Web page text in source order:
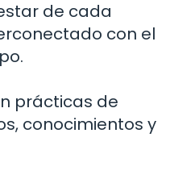
de cada
con el
prácticas de
conocimientos y